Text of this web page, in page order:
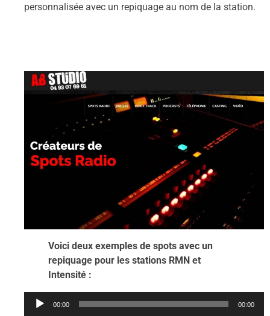
personnalisée avec un repiquage au nom de la station.
Voici deux exemples de spots avec un
repiquage pour les stations RMN et
Intensité :
Lecteur
00:00 00:00